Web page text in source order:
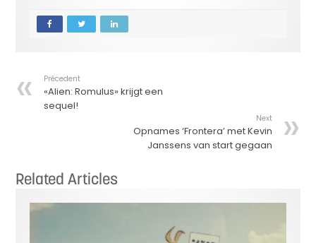
Précedent
«Alien: Romulus» krijgt een
sequel!
Next
Opnames ‘Frontera’ met Kevin
Janssens van start gegaan
Related Articles